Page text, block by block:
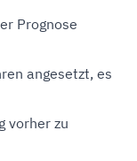
Prognose
angesetzt, es
vorher zu